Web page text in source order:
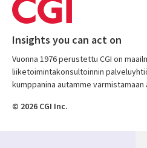
Insights you can act on
Vuonna 1976 perustettu CGI on
liiketoimintakonsultoinnin
kumppanina autamme
© 2026 CGI Inc.